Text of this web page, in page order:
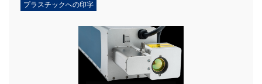
プラスチックへの印字